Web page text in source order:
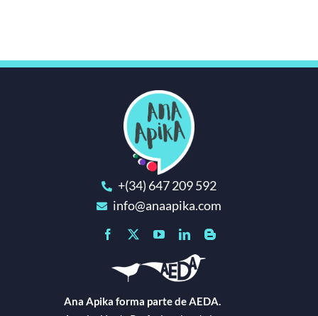
+(34) 647 209 592
info@anaapika.com
Ana Apika forma parte de AEDA.